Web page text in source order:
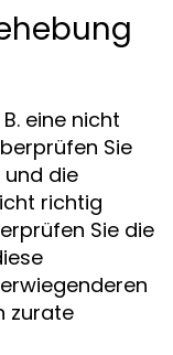
eine nicht
Sie
die
richtig
Sie die
zurate